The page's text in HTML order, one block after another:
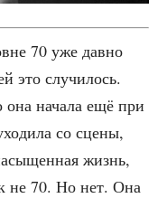
70 уже дав­но
это слу­чи­лось.
она нача­ла ещё при
со сце­ны,
жизнь,
не 70. Но нет. Она